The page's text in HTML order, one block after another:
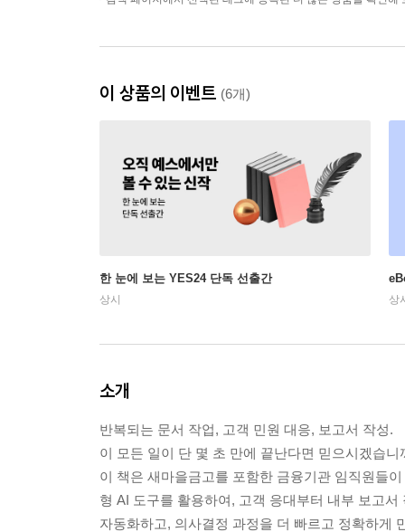
이 상품의 이벤트 (6개)
한 눈에 보는 YES24 단독 선출간
상시 상
소개
반복되는 문서 작업, 고객 민원 대응, 보고서 작성.
이 모든 일이 단 몇 초 만에 끝난다면 믿으시겠습니
이 책은 새마을금고를 포함한 금융기관 임직원들
형 AI 도구를 활용하여, 고객 응대부터 내부 보고
자동화하고, 의사결정 과정을 더 빠르고 정확하게